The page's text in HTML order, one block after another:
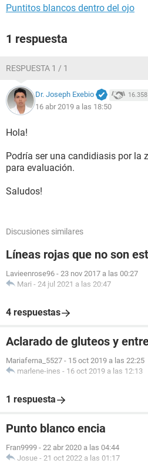
Puntitos blancos dentro del ojo
1 respuesta
RESPUESTA 1 / 1
Dr. Joseph Exebio 16.358
16 abr 2019 a las 18:50
Hola!
Podría ser una candidiasis por la
para evaluación.
Saludos!
Discusiones similares
Líneas rojas que no son
Lavieenrose96 - 23 nov 2017 a las 00:27
Mari - 24 jul 2021 a las 20:47
4 respuestas
Aclarado de gluteos y
Mariaferna_5527 - 15 oct 2019 a las 22:25
marlene-ines - 16 oct 2019 a las 12:13
1 respuesta
Punto blanco encia
Fran9999 - 22 abr 2020 a las 04:44
Josue - 21 oct 2022 a las 01:17